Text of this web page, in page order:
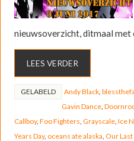
nieuwsoverzicht, ditmaal met
LEES VERDER
GELABELD Andy Black,
Gavin Dance,
Callboy, Foo Fighters Grayscale, Ice
Years Day, oceans ate alaska Our